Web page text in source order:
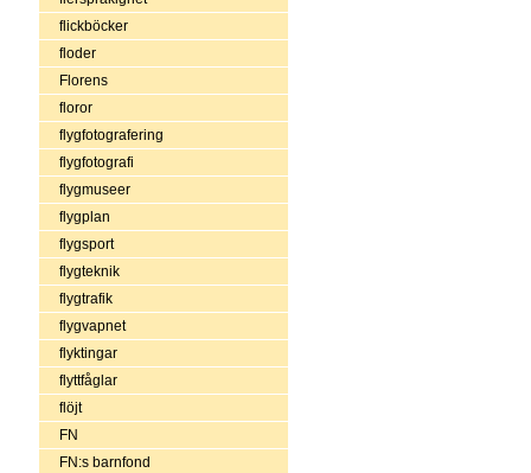
flickböcker
floder
Florens
floror
flygfotografering
flygfotografi
flygmuseer
flygplan
flygsport
flygteknik
flygtrafik
flygvapnet
flyktingar
flyttfåglar
flöjt
FN
FN:s barnfond